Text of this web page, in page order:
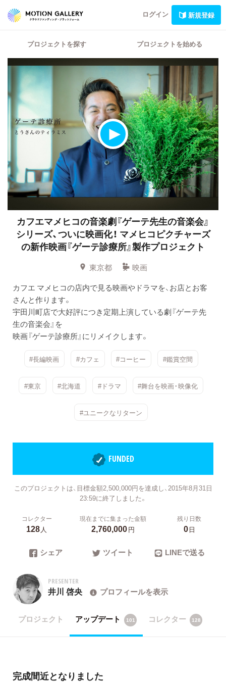
ログイン 新規登録
プロジェクトを探す プロジェクトを始める
カフエマメヒコの音楽劇『ゲーテ先生の音楽会』
シリーズ、ついに映画化！ マメヒコピクチャーズ
の新作映画『ゲーテ診療所』製作プロジェクト
東京都
映画
カフエ マメヒコの店内で見る映画やドラマを、お店とお客
さんと作ります。
宇田川町店で大好評につき定期上演している劇『ゲーテ先
生の音楽会』を
映画『ゲーテ診療所』にリメイクします。
#長編映画 #カフェ #コーヒー #鑑賞空間
#東京 #北海道 #ドラマ #舞台を映画・映像化
#ユニークなリターン
FUNDED
このプロジェクトは、目標金額2,500,000円を達成し、2015年8月31日
23:59に終了しました。
コレクター
128人
現在までに集まった金額
2,760,000円
残り日数
0日
シェア ツイート LINEで送る
PRESENTER
井川 啓央 プロフィールを表示
プロジェクト アップデート 101 コレクター 128
完成間近となりました